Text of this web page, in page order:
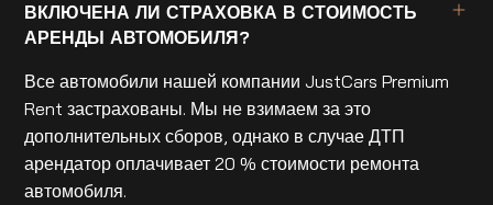
ВКЛЮЧЕНА ЛИ СТРАХОВКА В СТОИМОСТЬ
АРЕНДЫ АВТОМОБИЛЯ?
Все автомобили нашей компании JustCars Premium
Rent застрахованы. Мы не взимаем за это
дополнительных сборов, однако в случае ДТП
арендатор оплачивает 20 % стоимости ремонта
автомобиля.